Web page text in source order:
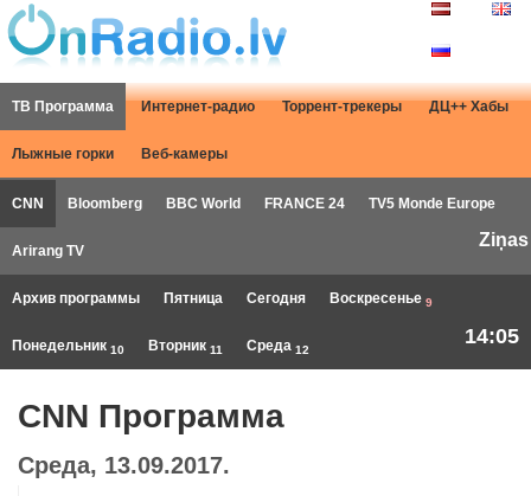
ТВ Программа Интернет-радио Торрент-трекеры ДЦ++ Хабы
Лыжные горки Веб-камеры
CNN Bloomberg BBC World FRANCE 24 TV5 Monde Europe
Arirang TV
Ziņas
Архив программы Пятница Сегодня Воскресенье 9
Понедельник 10 Вторник 11 Среда 12
14:05
CNN Программа
Среда, 13.09.2017.